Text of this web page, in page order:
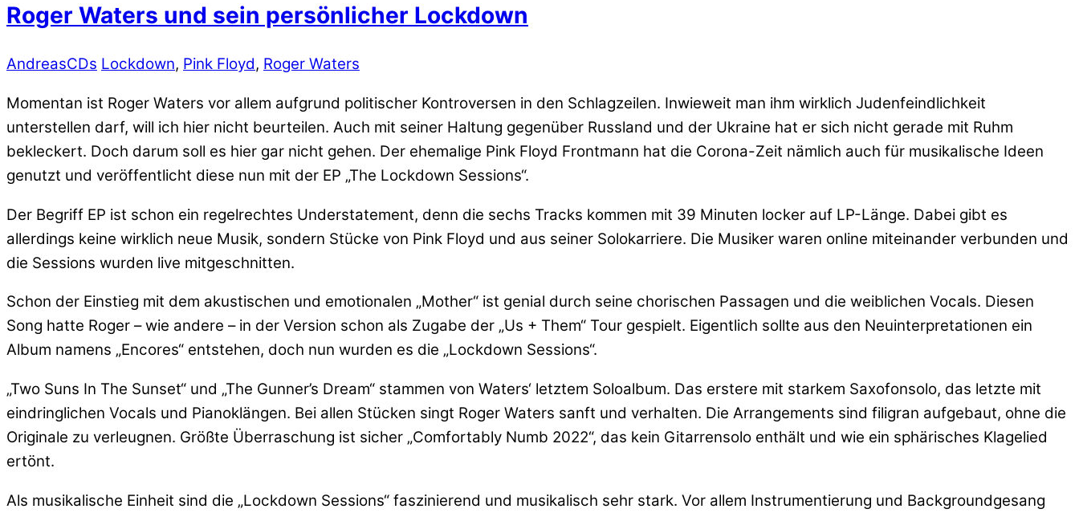
Roger Waters und sein persönlicher Lockdown
AndreasCDs Lockdown, Pink Floyd, Roger Waters
Momentan ist Roger Waters vor allem aufgrund politischer Kontroversen in den Schlagzeilen. Inwieweit man ihm wirklich Judenfeindlichkeit
unterstellen darf, will ich hier nicht beurteilen. Auch mit seiner Haltung gegenüber Russland und der Ukraine hat er sich nicht gerade mit Ruhm
bekleckert. Doch darum soll es hier gar nicht gehen. Der ehemalige Pink Floyd Frontmann hat die Corona-Zeit nämlich auch für musikalische Ideen
genutzt und veröffentlicht diese nun mit der EP „The Lockdown Sessions“.
Der Begriff EP ist schon ein regelrechtes Understatement, denn die sechs Tracks kommen mit 39 Minuten locker auf LP-Länge. Dabei gibt es
allerdings keine wirklich neue Musik, sondern Stücke von Pink Floyd und aus seiner Solokarriere. Die Musiker waren online miteinander verbunden und
die Sessions wurden live mitgeschnitten.
Schon der Einstieg mit dem akustischen und emotionalen „Mother“ ist genial durch seine chorischen Passagen und die weiblichen Vocals. Diesen
Song hatte Roger – wie andere – in der Version schon als Zugabe der „Us + Them“ Tour gespielt. Eigentlich sollte aus den Neuinterpretationen ein
Album namens „Encores“ entstehen, doch nun wurden es die „Lockdown Sessions“.
„Two Suns In The Sunset“ und „The Gunner’s Dream“ stammen von Waters‘ letztem Soloalbum. Das erstere mit starkem Saxofonsolo, das letzte mit
eindringlichen Vocals und Pianoklängen. Bei allen Stücken singt Roger Waters sanft und verhalten. Die Arrangements sind filigran aufgebaut, ohne die
Originale zu verleugnen. Größte Überraschung ist sicher „Comfortably Numb 2022“, das kein Gitarrensolo enthält und wie ein sphärisches Klagelied
ertönt.
Als musikalische Einheit sind die „Lockdown Sessions“ faszinierend und musikalisch sehr stark. Vor allem Instrumentierung und Backgroundgesang